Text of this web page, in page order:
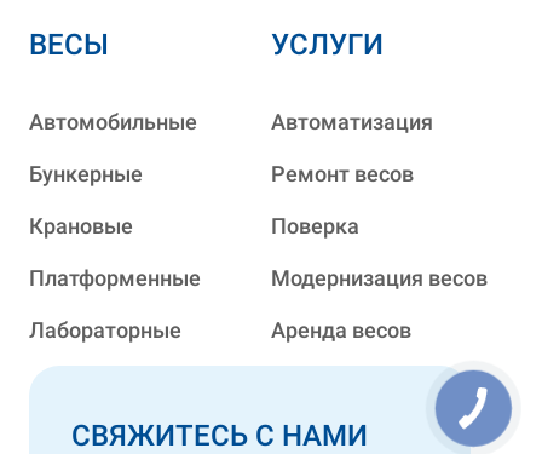
ВЕСЫ
Автомобильные
Бункерные
Крановые
Платформенные
Лабораторные
УСЛУГИ
Автоматизация
Ремонт весов
Поверка
Модернизация весов
Аренда весов
СВЯЖИТЕСЬ С НАМИ